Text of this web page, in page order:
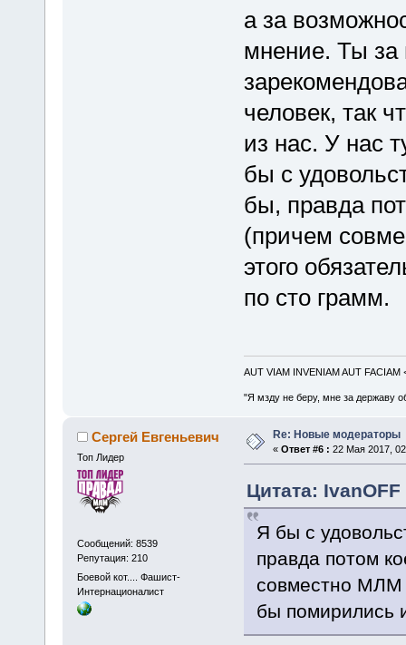
а за
мнение. Ты за
человек, так
из нас. У нас
бы с
бы, правда
(причем
этого
по сто грамм.
AUT VIAM INVENIAM AUT FACIAM
"Я мзду не беру, мне за державу
Сергей Евгеньевич
Топ Лидер
Сообщений: 8539
Репутация: 210
Боевой кот.... Фашист-
Интернационалист
Re: Новые модераторы
« Ответ #6 : 22 Мая 2017,
Цитата:
Я бы с
правда потом
совместно МЛМ
бы помирились